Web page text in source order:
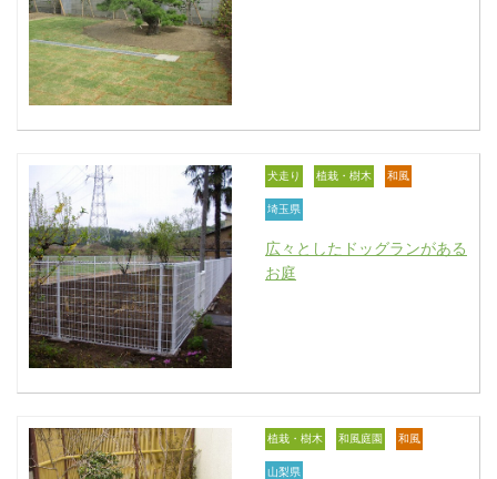
犬走り 植栽・樹木 和風
埼玉県
広々としたドッグランがある
お庭
植栽・樹木 和風庭園 和風
山梨県